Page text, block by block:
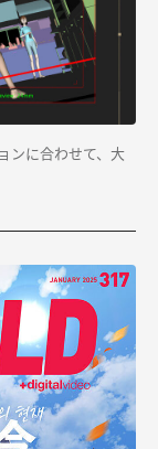
ンに合わせて、大